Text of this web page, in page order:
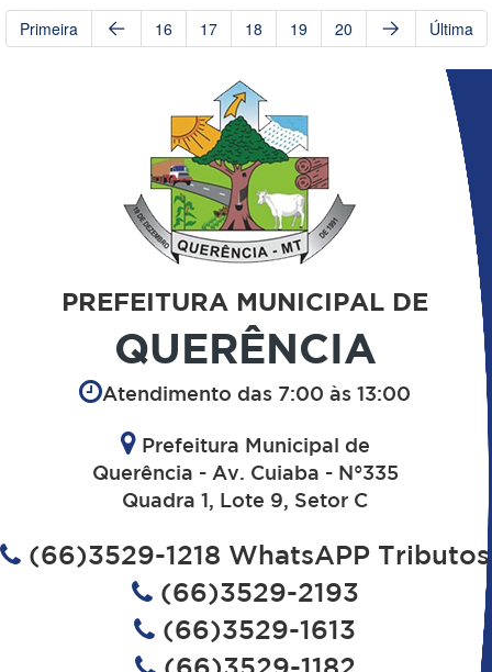
Primeira 16 17 18 19 20 Última
PREFEITURA MUNICIPAL DE
QUERÊNCIA
Atendimento das 7:00 às 13:00
Prefeitura Municipal de
Querência - Av. Cuiaba - N°335
Quadra 1, Lote 9, Setor C
(66)3529-1218 WhatsAPP Tributos
(66)3529-2193
(66)3529-1613
(66)3529-1182